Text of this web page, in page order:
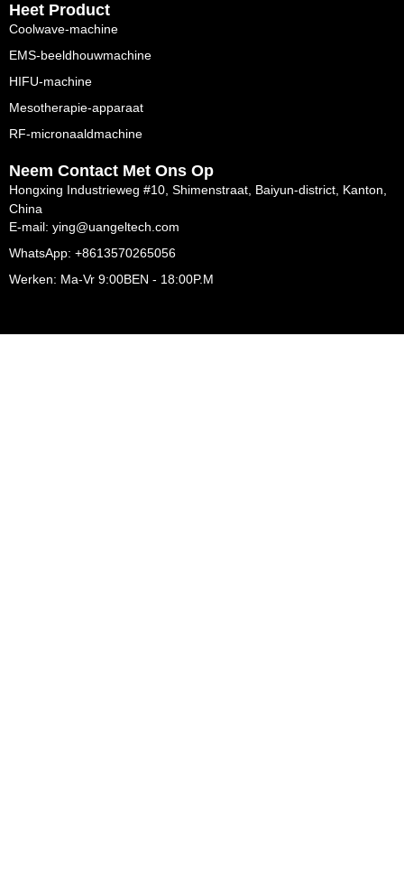
Heet Product
Coolwave-machine
EMS-beeldhouwmachine
HIFU-machine
Mesotherapie-apparaat
RF-micronaaldmachine
Neem Contact Met Ons Op
Hongxing Industrieweg #10, Shimenstraat, Baiyun-district, Kanton,
China
E-mail: ying@uangeltech.com
WhatsApp: +8613570265056
Werken: Ma-Vr 9:00BEN - 18:00P.M